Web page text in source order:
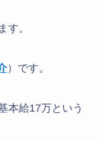
す。
）です。
本給17万という